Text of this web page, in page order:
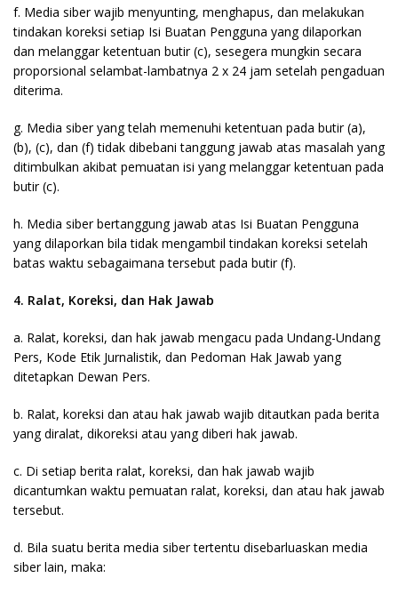
f. Media siber wajib menyunting, menghapus, dan melakukan
tindakan koreksi setiap Isi Buatan Pengguna yang dilaporkan
dan melanggar ketentuan butir (c), sesegera mungkin secara
proporsional selambat-lambatnya 2 x 24 jam setelah pengaduan
diterima.
g. Media siber yang telah memenuhi ketentuan pada butir (a),
(b), (c), dan (f) tidak dibebani tanggung jawab atas masalah yang
ditimbulkan akibat pemuatan isi yang melanggar ketentuan pada
butir (c).
h. Media siber bertanggung jawab atas Isi Buatan Pengguna
yang dilaporkan bila tidak mengambil tindakan koreksi setelah
batas waktu sebagaimana tersebut pada butir (f).
4. Ralat, Koreksi, dan Hak Jawab
a. Ralat, koreksi, dan hak jawab mengacu pada Undang-Undang
Pers, Kode Etik Jurnalistik, dan Pedoman Hak Jawab yang
ditetapkan Dewan Pers.
b. Ralat, koreksi dan atau hak jawab wajib ditautkan pada berita
yang diralat, dikoreksi atau yang diberi hak jawab.
c. Di setiap berita ralat, koreksi, dan hak jawab wajib
dicantumkan waktu pemuatan ralat, koreksi, dan atau hak jawab
tersebut.
d. Bila suatu berita media siber tertentu disebarluaskan media
siber lain, maka: